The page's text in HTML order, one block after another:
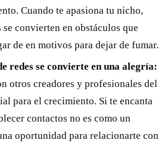
Cuando te apasiona tu nicho,
se convierten en obstáculos que
de en motivos para dejar de fumar.
redes se convierte en una alegría:
otros creadores y profesionales del
para el crecimiento. Si te encanta
contactos no es como un
oportunidad para relacionarte con